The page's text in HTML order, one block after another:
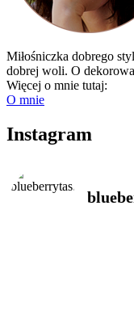
Miłośniczka dobrego
dobrej woli. O
Więcej o mnie tutaj:
O mnie
Instagram